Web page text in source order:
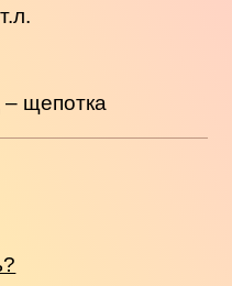
щепотка